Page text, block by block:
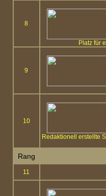
8
Platz für
9
10
Redaktionell erstellte
Rang
11